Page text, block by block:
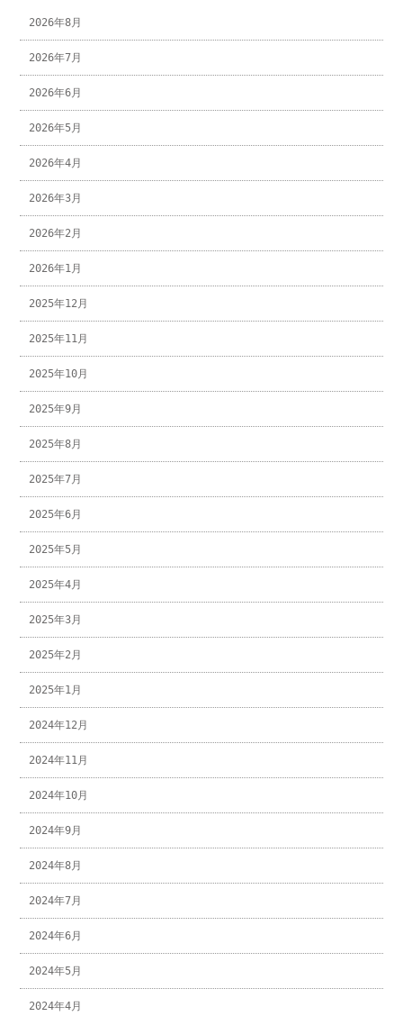
2026年8月
2026年7月
2026年6月
2026年5月
2026年4月
2026年3月
2026年2月
2026年1月
2025年12月
2025年11月
2025年10月
2025年9月
2025年8月
2025年7月
2025年6月
2025年5月
2025年4月
2025年3月
2025年2月
2025年1月
2024年12月
2024年11月
2024年10月
2024年9月
2024年8月
2024年7月
2024年6月
2024年5月
2024年4月